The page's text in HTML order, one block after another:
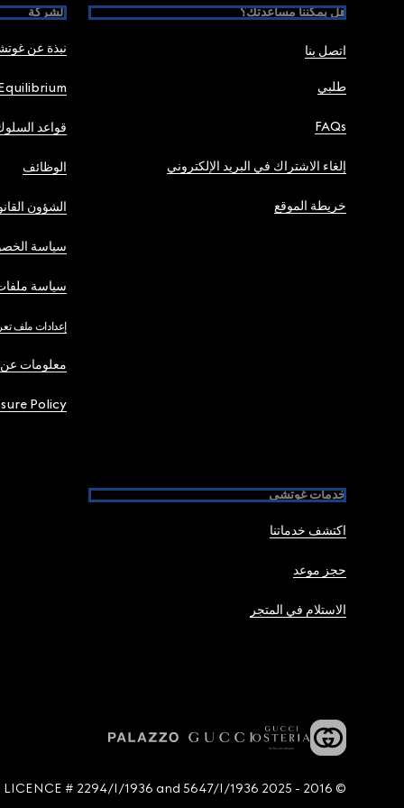
هل يمكننا مساعدتك؟
اتصل بنا
طلبي
FAQs
إلغاء الاشتراك في البريد الإلكتروني
خريطة الموقع
الشركة
نبذة عن
قواعد
الوظائف
الشؤون
سياسة
سياسة
إعدادات ملف
معلومات
Policy
خدمات غوتشي
اكتشف خدماتنا
حجز موعد
الاستلام في المتجر
© 2016 - 2025 Guccio Gucci S.p.A. - All rights reserved. SIAE LICENCE # 2294/I/1936 and 5647/I/1936